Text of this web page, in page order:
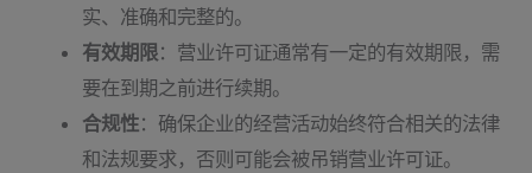
实、准确和完整的。
有效期限：营业许可证通常有一定的有效期限，需
要在到期之前进行续期。
合规性：确保企业的经营活动始终符合相关的法律
和法规要求，否则可能会被吊销营业许可证。